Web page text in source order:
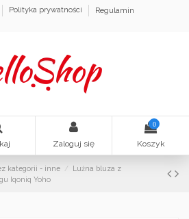
Polityka prywatności
Regulamin
Zaloguj się
0
Koszyk
kategorii - inne
Luźna bluza z
Iqoniq Yoho